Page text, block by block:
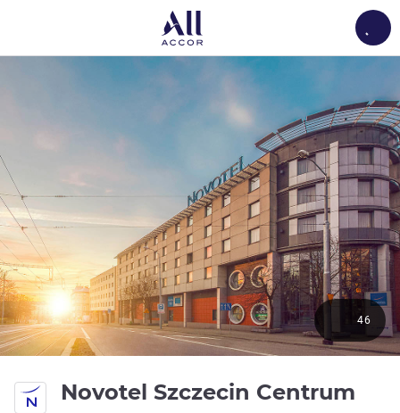
Novotel Szczecin Centrum
46